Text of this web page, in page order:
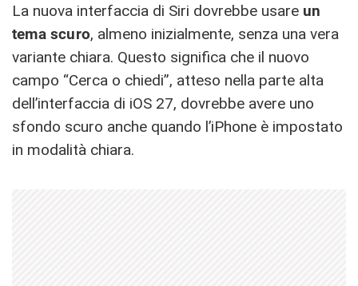
La nuova interfaccia di Siri dovrebbe usare un
tema scuro, almeno inizialmente, senza una vera
variante chiara. Questo significa che il nuovo
campo “Cerca o chiedi”, atteso nella parte alta
dell’interfaccia di iOS 27, dovrebbe avere uno
sfondo scuro anche quando l’iPhone è impostato
in modalità chiara.